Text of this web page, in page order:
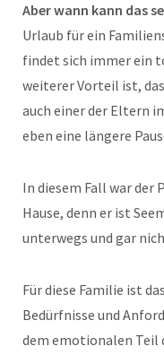
Aber wann kann das
Urlaub für ein
findet sich immer ein
weiterer Vorteil ist,
auch einer der Eltern
eben eine längere
In diesem Fall war der
Hause, denn er ist
unterwegs und gar
Für diese Familie ist
Bedürfnisse und
dem emotionalen Teil